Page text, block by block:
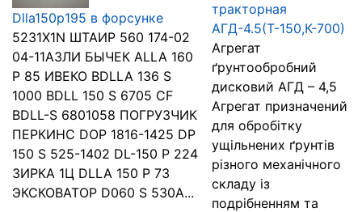
Dlla150p195 в форсунке
5231X1N ШТАИР 560 174-02
04-11АЗЛИ БЫЧЕК АLLA 160
P 85 ИВЕКО BDLLA 136 S
1000 BDLL 150 S 6705 CF
BDLL-S 6801058 ПОГРУЗЧИК
ПЕРКИНС DOP 1816-1425 DP
150 S 525-1402 DL-150 P 224
ЗИРКА 1Ц DLLA 150 P 73
ЭКСКОВАТОР D060 S 530A...
тракторная
АГД-4.5(Т-150,К-700)
Агрегат
ґрунтообробний
дисковий АГД – 4,5
Агрегат призначений
для обробітку
ущільнених ґрунтів
різного механічного
складу із
подрібненням та